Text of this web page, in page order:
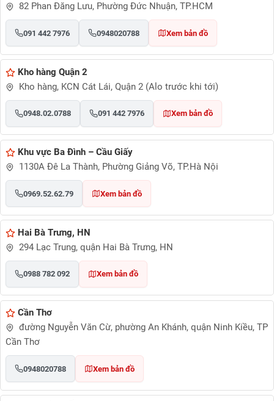
82 Phan Đăng Lưu, Phường Đức Nhuận, TP.HCM
091 442 7976 0948020788 Xem bản đồ
Kho hàng Quận 2
Kho hàng, KCN Cát Lái, Quận 2 (Alo trước khi tới)
0948.02.0788 091 442 7976 Xem bản đồ
Khu vực Ba Đình – Cầu Giấy
1130A Đê La Thành, Phường Giảng Võ, TP.Hà Nội
0969.52.62.79 Xem bản đồ
Hai Bà Trưng, HN
294 Lạc Trung, quận Hai Bà Trưng, HN
0988 782 092 Xem bản đồ
Cần Thơ
đường Nguyễn Văn Cừ, phường An Khánh, quận Ninh Kiều, TP
Cần Thơ
0948020788 Xem bản đồ